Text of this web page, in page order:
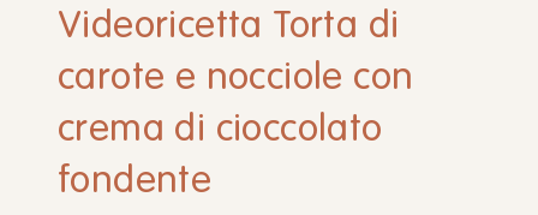
Videoricetta Torta di
carote e nocciole con
crema di cioccolato
fondente